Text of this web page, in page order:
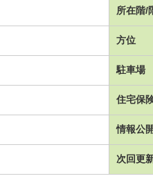
所在階/
方位
駐車場
住宅保
情報公
次回更